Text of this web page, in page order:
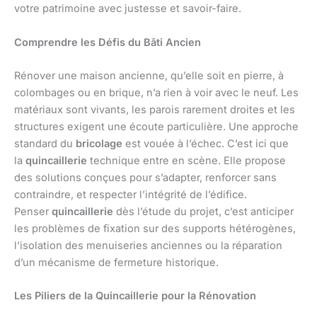
votre patrimoine avec justesse et savoir-faire.
Comprendre les Défis du Bâti Ancien
Rénover une maison ancienne, qu’elle soit en pierre, à
colombages ou en brique, n’a rien à voir avec le neuf. Les
matériaux sont vivants, les parois rarement droites et les
structures exigent une écoute particulière. Une approche
standard du bricolage est vouée à l’échec. C’est ici que
la quincaillerie technique entre en scène. Elle propose
des solutions conçues pour s’adapter, renforcer sans
contraindre, et respecter l’intégrité de l’édifice.
Penser quincaillerie dès l’étude du projet, c’est anticiper
les problèmes de fixation sur des supports hétérogènes,
l’isolation des menuiseries anciennes ou la réparation
d’un mécanisme de fermeture historique.
Les Piliers de la Quincaillerie pour la Rénovation